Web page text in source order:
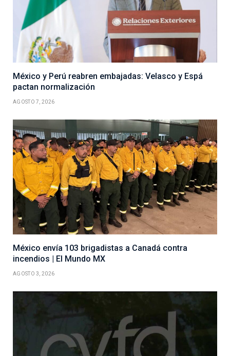
México y Perú reabren embajadas: Velasco y Espá
pactan normalización
AGOSTO 7, 2026
México envía 103 brigadistas a Canadá contra
incendios | El Mundo MX
AGOSTO 3, 2026